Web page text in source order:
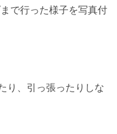
で行った様子を写真付
り、引っ張ったりしな